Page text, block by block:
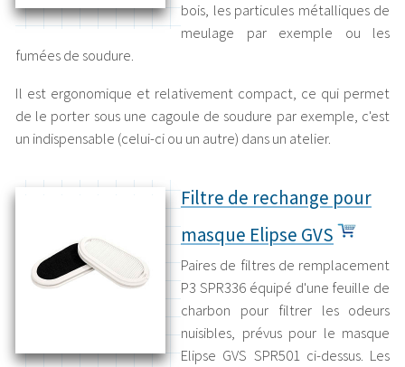
bois, les particules métalliques de
meulage par exemple ou les
fumées de soudure.
Il est ergonomique et relativement compact, ce qui permet
de le porter sous une cagoule de soudure par exemple, c'est
un indispensable (celui-ci ou un autre) dans un atelier.
Filtre de rechange pour
masque Elipse GVS
Paires de filtres de remplacement
P3 SPR336 équipé d'une feuille de
charbon pour filtrer les odeurs
nuisibles, prévus pour le masque
Elipse GVS SPR501 ci-dessus. Les